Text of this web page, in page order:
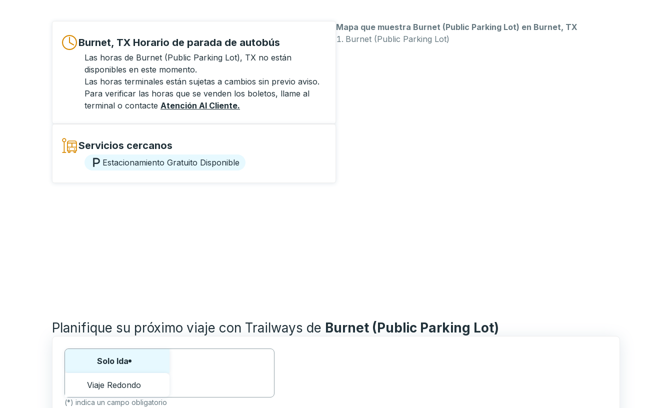
Burnet, TX Horario de parada de autobús
Las horas de Burnet (Public Parking Lot), TX no están
disponibles en este momento.
Las horas terminales están sujetas a cambios sin previo aviso.
Para verificar las horas que se venden los boletos, llame al
terminal o contacte Atención Al Cliente.
Servicios cercanos
Estacionamiento Gratuito Disponible
Mapa que muestra Burnet (Public Parking Lot) en Burnet, TX
Burnet (Public Parking Lot)
Planifique su próximo viaje con Trailways de Burnet (Public Parking Lot)
Elija una forma o viaje de ida y vuelta:
Solo Ida
Viaje Redondo
(*) indica un campo obligatorio